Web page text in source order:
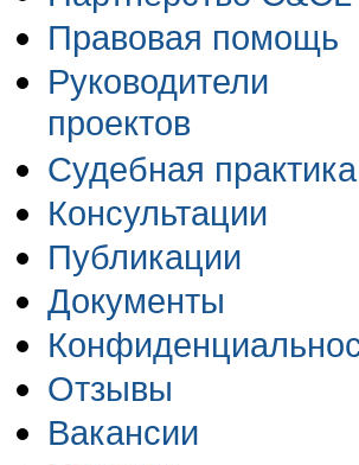
Правовая помощь
Руководители
проектов
Судебная практика
Консультации
Публикации
Документы
Отзывы
Вакансии